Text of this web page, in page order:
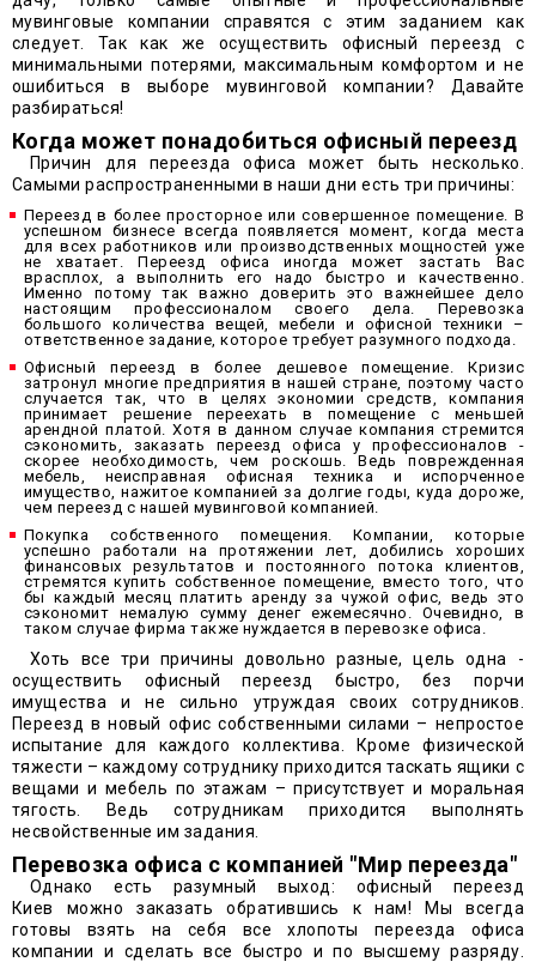
мувинговые компании справятся с этим заданием как
следует. Так как же осуществить офисный переезд с
минимальными потерями, максимальным комфортом и не
ошибиться в выборе мувинговой компании? Давайте
разбираться!
Когда может понадобиться офисный переезд
Причин для переезда офиса может быть несколько.
Самыми распространенными в наши дни есть три причины:
Переезд в более просторное или совершенное помещение. В
успешном бизнесе всегда появляется момент, когда места
для всех работников или производственных мощностей уже
не хватает. Переезд офиса иногда может застать Вас
врасплох, а выполнить его надо быстро и качественно.
Именно потому так важно доверить это важнейшее дело
настоящим профессионалом своего дела. Перевозка
большого количества вещей, мебели и офисной техники –
ответственное задание, которое требует разумного подхода.
Офисный переезд в более дешевое помещение. Кризис
затронул многие предприятия в нашей стране, поэтому часто
случается так, что в целях экономии средств, компания
принимает решение переехать в помещение с меньшей
арендной платой. Хотя в данном случае компания стремится
сэкономить, заказать переезд офиса у профессионалов -
скорее необходимость, чем роскошь. Ведь поврежденная
мебель, неисправная офисная техника и испорченное
имущество, нажитое компанией за долгие годы, куда дороже,
чем переезд с нашей мувинговой компанией.
Покупка собственного помещения. Компании, которые
успешно работали на протяжении лет, добились хороших
финансовых результатов и постоянного потока клиентов,
стремятся купить собственное помещение, вместо того, что
бы каждый месяц платить аренду за чужой офис, ведь это
сэкономит немалую сумму денег ежемесячно. Очевидно, в
таком случае фирма также нуждается в перевозке офиса.
Хоть все три причины довольно разные, цель одна -
осуществить офисный переезд быстро, без порчи
имущества и не сильно утруждая своих сотрудников.
Переезд в новый офис собственными силами – непростое
испытание для каждого коллектива. Кроме физической
тяжести – каждому сотруднику приходится таскать ящики с
вещами и мебель по этажам – присутствует и моральная
тягость. Ведь сотрудникам приходится выполнять
несвойственные им задания.
Перевозка офиса с компанией "Мир переезда"
Однако есть разумный выход: офисный переезд
Киев можно заказать обратившись к нам! Мы всегда
готовы взять на себя все хлопоты переезда офиса
компании и сделать все быстро и по высшему разряду.